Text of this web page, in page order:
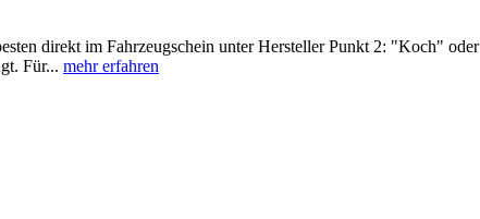
direkt im Fahrzeugschein unter Hersteller Punkt 2: "Koch" oder
Für... mehr erfahren